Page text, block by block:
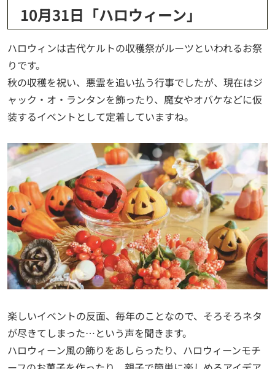
10月31日「ハロウィーン」
ハロウィンは古代ケルトの収穫祭がルーツといわれるお祭
りです。
秋の収穫を祝い、悪霊を追い払う行事でしたが、現在はジ
ャック・オ・ランタンを飾ったり、魔女やオバケなどに仮
装するイベントとして定着していますね。
楽しいイベントの反面、毎年のことなので、そろそろネタ
が尽きてしまった…という声を聞きます。
ハロウィーン風の飾りをあしらったり、ハロウィーンモチ